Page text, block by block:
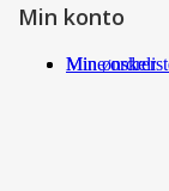
Min konto
Min
Mine ordrer